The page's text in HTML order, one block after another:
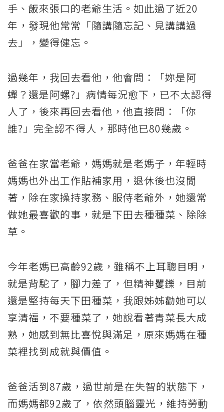
手、飯來張口的老爺生活。如此過了近20
年，發現他常常「隨講隨忘記、見講講過
去」，變得健忘。
過幾年，我回去看他，他會問：「妳是阿
蟬？還是阿螺?」病情每況愈下，已不太認得
人了，後來再回去看他，他直接問：「你
誰?」完全認不得人，那時他已80幾歲。
爸爸在家當老爺，媽媽就是老媽子，年輕時
媽媽也外出工作貼補家用，退休後也沒閒
著，除在家操持家務、服侍老爺外，她還常
做她最喜歡的事，就是下田去種種菜、除除
草。
今年老媽已高齡92歲，雖稱不上耳聰目明，
就是背駝了，腳力差了，但精神矍鑠，目前
還是堅持每天下田種菜，我跟姊姊勸她可以
享清福，不要種菜了，她說看著青菜長大成
熟，她感到無比喜悅與滿足，原來媽媽在種
菜裡找到成就與價值。
爸爸活到87歲，過世前是在失智的狀態下，
而媽媽都92歲了，依然頭腦靈光，維持勞動